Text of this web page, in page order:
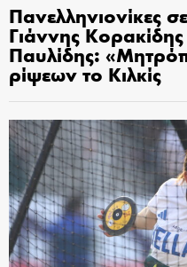
Πανελληνιονίκες
Γιάννης
Παυλίδης:
ρίψεων το Κιλκίς